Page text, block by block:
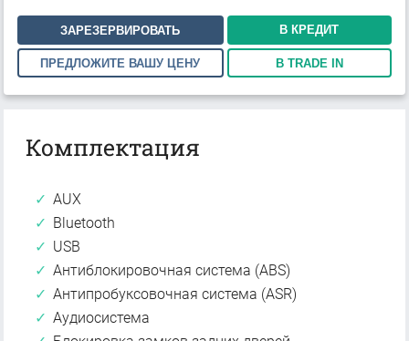
ЗАРЕЗЕРВИРОВАТЬ В КРЕДИТ
ПРЕДЛОЖИТЕ ВАШУ ЦЕНУ В TRADE IN
Комплектация
AUX
Bluetooth
USB
Антиблокировочная система (ABS)
Антипробуксовочная система (ASR)
Аудиосистема